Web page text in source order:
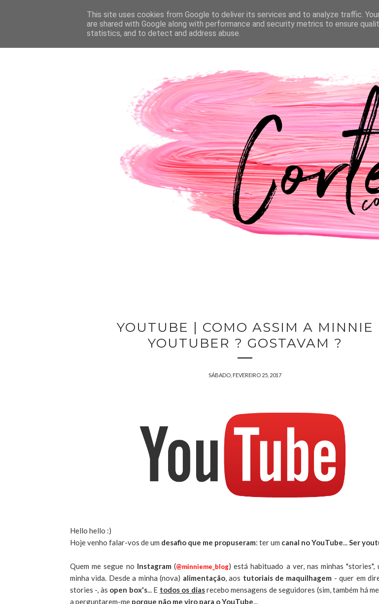
PÁGINA INICIAL SOBRE A AUTORA CONTACTOS PASSATEMPOS CASAMENTO
YOUTUBE | COMO ASSIM A MINNIE
YOUTUBER ? GOSTAVAM ?
SÁBADO, FEVEREIRO 25, 2017
Hello hello :)
Hoje venho falar-vos de um desafio que me propuseram: ter um canal no YouTube Ser
Quem me segue no Instagram (@minnieme_blog) está habituado a ver, nas minhas "stories",
minha vida. Desde a minha (nova) alimentação, aos tutoriais de maquilhagem - quer em
stories -, às open box's... E todos os diasrecebo mensagens de seguidores (sim, também há
a perguntarem-me porque não me viro para o YouTube
This site uses cookies from Google to deliver its services and to analyze traffic.
are shared with Google along with performance and security metrics to ensure
statistics, and to detect and address abuse.